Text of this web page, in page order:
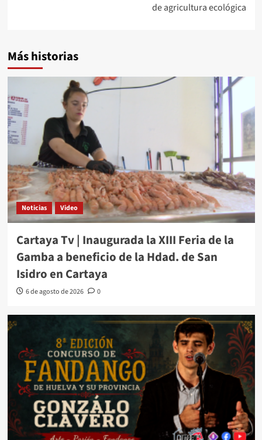
de agricultura ecológica
Más historias
Noticias Video
Cartaya Tv | Inaugurada la XIII Feria de la
Gamba a beneficio de la Hdad. de San
Isidro en Cartaya
6 de agosto de 2026 0